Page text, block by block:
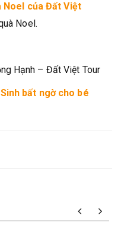
Noel của Đất Việt
Noel.
Hạnh – Đất Việt Tour
bất ngờ cho bé